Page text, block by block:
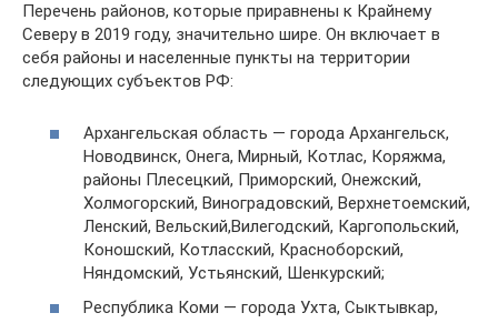
Перечень районов, которые приравнены к Крайнему
Северу в 2019 году, значительно шире. Он включает в
себя районы и населенные пункты на территории
следующих субъектов РФ:
Архангельская область — города Архангельск,
Новодвинск, Онега, Мирный, Котлас, Коряжма,
районы Плесецкий, Приморский, Онежский,
Холмогорский, Виноградовский, Верхнетоемский,
Ленский, Вельский,Вилегодский, Каргопольский,
Коношский, Котласский, Красноборский,
Няндомский, Устьянский, Шенкурский;
Республика Коми — города Ухта, Сыктывкар,